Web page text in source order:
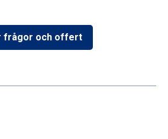
frågor och offert